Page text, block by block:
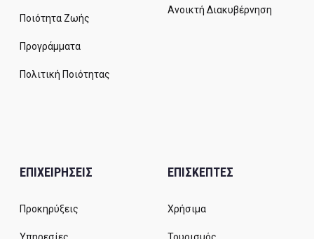
Ποιότητα Ζωής
Προγράμματα
Πολιτική Ποιότητας
Ανοικτή Διακυβέρνηση
ΕΠΙΧΕΙΡΗΣΕΙΣ
Προκηρύξεις
ΕΠΙΣΚΕΠΤΕΣ
Χρήσιμα